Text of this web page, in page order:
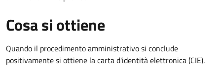
Cosa si ottiene
Quando il procedimento amministrativo si conclude
positivamente si ottiene la carta d'identità elettronica (CIE).